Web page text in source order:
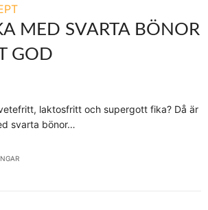
MED SVARTA BÖNOR
GOD
laktosfritt och supergott fika? Då är
svarta bönor…